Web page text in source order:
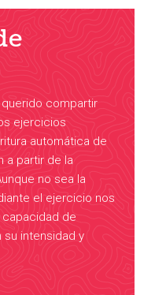
compartir
ejercicios
automática de
a partir de la
no sea la
el ejercicio nos
capacidad de
su intensidad y